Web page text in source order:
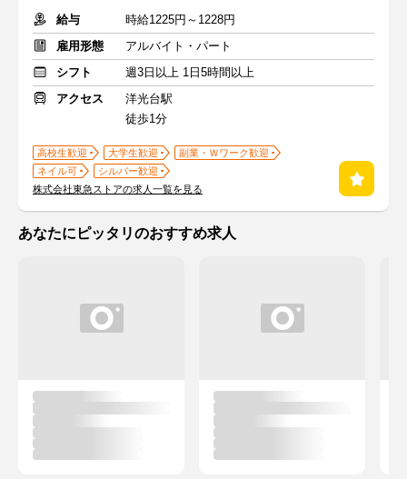
給与
時給1225円～1228円
雇用形態
アルバイト・パート
シフト
週3日以上 1日5時間以上
アクセス
洋光台駅
徒歩1分
高校生歓迎 大学生歓迎
副業・Ｗワーク歓迎
ネイル可
シルバー歓迎
株式会社東急ストアの求人一覧を見る
あなたにピッタリのおすすめ求人